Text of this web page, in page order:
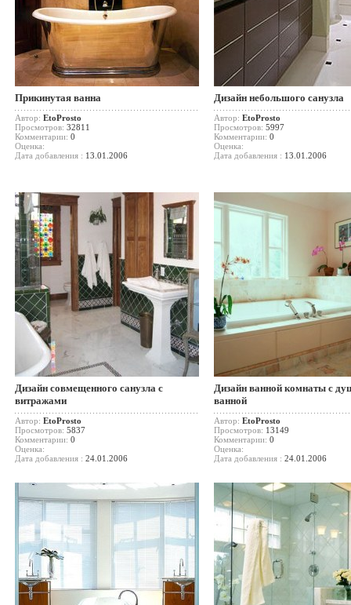
Прикинутая ванна
Автор: EtoProsto
Просмотров: 32811
Комментарии: 0
Оценка:
Дата добавления : 13.01.2006
Дизайн небольшого санузла
Автор: EtoProsto
Просмотров: 5997
Комментарии: 0
Оценка:
Дата добавления : 13.01.2006
Дизайн совмещенного санузла с
витражами
Автор: EtoProsto
Просмотров: 5837
Комментарии: 0
Оценка:
Дата добавления : 24.01.2006
Дизайн ванной комнаты с
ванной
Автор: EtoProsto
Просмотров: 13149
Комментарии: 0
Оценка:
Дата добавления : 24.01.2006